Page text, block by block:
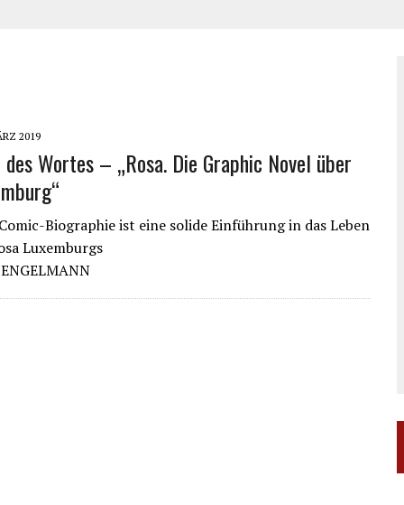
2019
Wortes – „Rosa. Die Graphic Novel über
Biographie ist eine solide Einführung in das Leben
Luxemburgs